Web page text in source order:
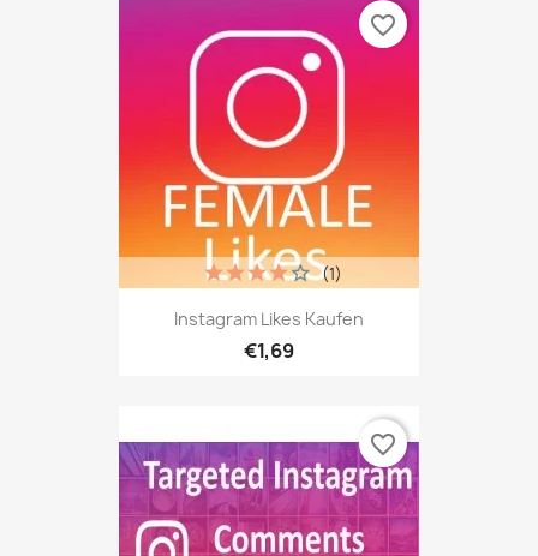
Instagram Likes Kaufen
€1,69
(1)
favorite_border
favorite_border